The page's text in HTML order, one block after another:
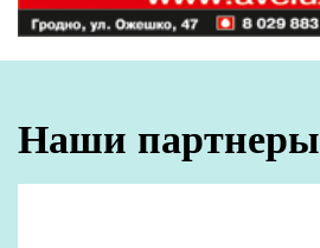
Наши партнеры